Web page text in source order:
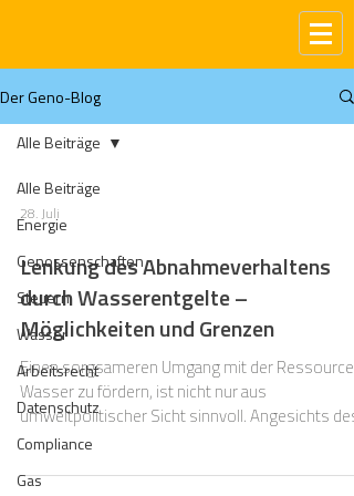
Der Geno-Blog
Alle Beiträge
Energie
Genossenschaften
Steuern
Wasser
Arbeitsrecht
Datenschutz
Compliance
Gas
Alle Beiträge
28. Juli
Lenkung des Abnahmeverhaltens
durch Wasserentgelte –
Möglichkeiten und Grenzen
Einen sorgsameren Umgang mit der Ressource
Wasser zu fördern, ist nicht nur aus
umweltpolitischer Sicht sinnvoll. Angesichts des
Klimawandels sowie einhergehender Hitzewellen
Wasserreserven zu schonen. Auch